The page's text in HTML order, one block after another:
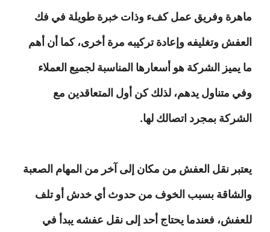
ماهرة وفريق عمل كفء وذات خبرة طويلة في فك
العفش وتغليفه وإعادة تركيبه مرة أخرى، كما أن أهم
ما يميز الشركة هو أسعارها المناسبة لجميع العملاء
وفي متناول يدهم، لذلك كن أول المتعاقدين مع
الشركة بمجرد اتصالك لها.
يعتبر نقل العفش من مكان إلى آخر من المهام الصعبة
والشاقة بسبب الخوف من حدوث أي خدش أو تلف
للعفش، فعندما يحتاج أحد إلى نقل عفشه يبدأ في